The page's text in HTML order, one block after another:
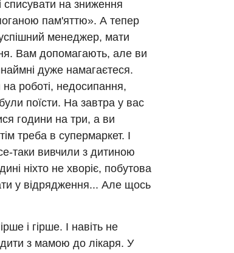
на зниження
пам'яттю». А тепер
менеджер, мати
Вам допомагають, але ви
дуже намагаєтеся.
на роботі, недосипання,
поїсти. На завтра у вас
години на три, а ви
треба в супермаркет. І
таки вивчили з дитиною
ніхто не хворіє, побутова
у відрядження... Але щось
і гірше. І навіть не
з мамою до лікаря. У